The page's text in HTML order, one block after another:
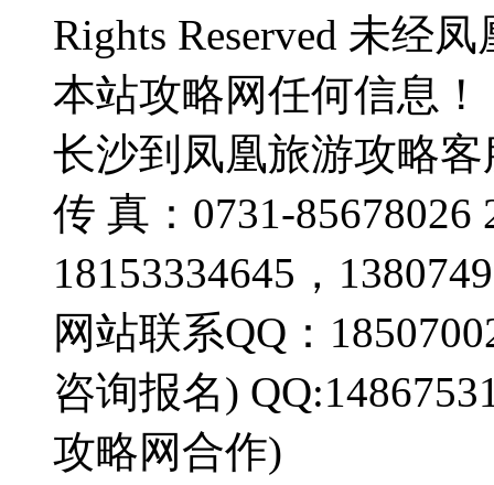
Rights Reserved 未经
本站攻略网任何信息！
长沙到凤凰旅游攻略客
传 真：0731-
18153334645，
网站联系QQ：
咨询报名)
攻略网合作)